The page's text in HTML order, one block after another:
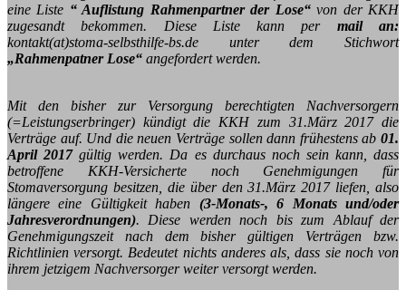
eine Liste “ Auflistung Rahmenpartner der Lose“von der KKH
zugesandt bekommen. Diese Liste kann per mail an:
kontakt(at)stoma-selbsthilfe-bs.de unter dem Stichwort
„Rahmenpatner Lose“ angefordert werden.
Mit den bisher zur Versorgung berechtigten Nachversorgern
(=Leistungserbringer) kündigt die KKH zum 31.März 2017 die
Verträge auf. Und die neuen Verträge sollen dann frühestens ab 01.
April 2017gültig werden. Da es durchaus noch sein kann, dass
betroffene KKH-Versicherte noch Genehmigungen für
Stomaversorgung besitzen, die über den 31.März 2017 liefen, also
längere eine Gültigkeit haben (3-Monats-, 6 Monats und/oder
Jahresverordnungen). Diese werden noch bis zum Ablauf der
Genehmigungszeit nach dem bisher gültigen Verträgen bzw.
Richtlinien versorgt. Bedeutet nichts anderes als, dass sie noch von
ihrem jetzigem Nachversorger weiter versorgt werden.